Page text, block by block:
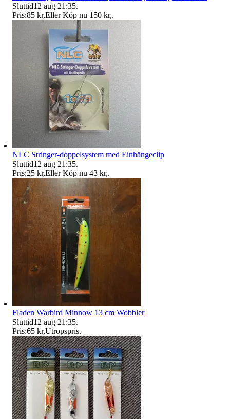
Sluttid12 aug 21:35.
Pris:85 kr,Eller Köp nu 150 kr,.
NLC Stringer-doppelsystem med Einhängeclip
Sluttid12 aug 21:35.
Pris:25 kr,Eller Köp nu 43 kr,.
Fladen Warbird Minnow 13 cm Wobbler
Sluttid12 aug 21:35.
Pris:65 kr,Utropspris.